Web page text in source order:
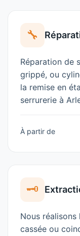
🔧
Réparation de
grippé, ou
la remise en
serrurerie à
À partir de
🗝️
Nous
cassée ou